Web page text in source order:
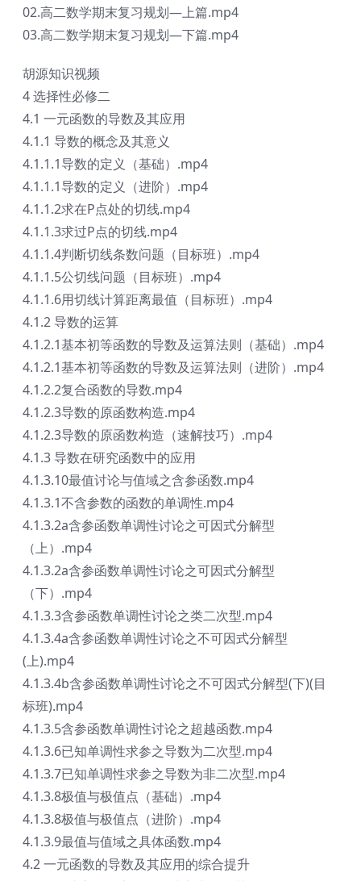
02.高二数学期末复习规划—上篇.mp4
03.高二数学期末复习规划—下篇.mp4
胡源知识视频
4 选择性必修二
4.1 一元函数的导数及其应用
4.1.1 导数的概念及其意义
4.1.1.1导数的定义（基础）.mp4
4.1.1.1导数的定义（进阶）.mp4
4.1.1.2求在P点处的切线.mp4
4.1.1.3求过P点的切线.mp4
4.1.1.4判断切线条数问题（目标班）.mp4
4.1.1.5公切线问题（目标班）.mp4
4.1.1.6用切线计算距离最值（目标班）.mp4
4.1.2 导数的运算
4.1.2.1基本初等函数的导数及运算法则（基础）.mp4
4.1.2.1基本初等函数的导数及运算法则（进阶）.mp4
4.1.2.2复合函数的导数.mp4
4.1.2.3导数的原函数构造.mp4
4.1.2.3导数的原函数构造（速解技巧）.mp4
4.1.3 导数在研究函数中的应用
4.1.3.10最值讨论与值域之含参函数.mp4
4.1.3.1不含参数的函数的单调性.mp4
4.1.3.2a含参函数单调性讨论之可因式分解型
（上）.mp4
4.1.3.2a含参函数单调性讨论之可因式分解型
（下）.mp4
4.1.3.3含参函数单调性讨论之类二次型.mp4
4.1.3.4a含参函数单调性讨论之不可因式分解型
(上).mp4
4.1.3.4b含参函数单调性讨论之不可因式分解型(下)(目
标班).mp4
4.1.3.5含参函数单调性讨论之超越函数.mp4
4.1.3.6已知单调性求参之导数为二次型.mp4
4.1.3.7已知单调性求参之导数为非二次型.mp4
4.1.3.8极值与极值点（基础）.mp4
4.1.3.8极值与极值点（进阶）.mp4
4.1.3.9最值与值域之具体函数.mp4
4.2 一元函数的导数及其应用的综合提升